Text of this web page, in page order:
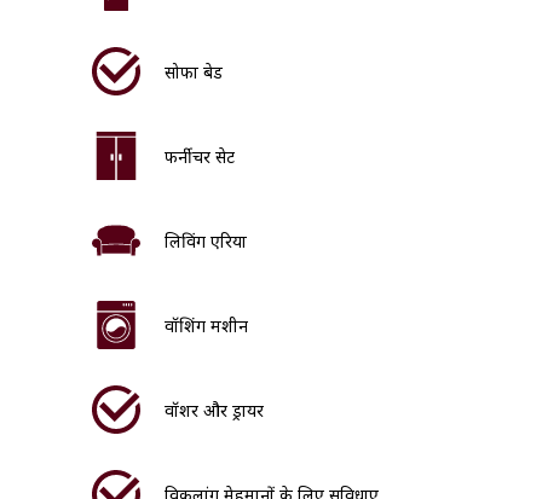
सोफा बेड
फर्नीचर सेट
लिविंग एरिया
वॉशिंग मशीन
वॉशर और ड्रायर
विकलांग मेहमानों के लिए सुविधाएं